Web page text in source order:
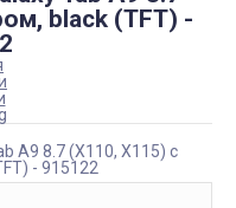
black (TFT) -